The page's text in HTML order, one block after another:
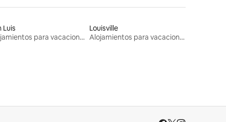
Luis
Alojamientos para vacaciones
Louisville
Alojamientos para vacaciones